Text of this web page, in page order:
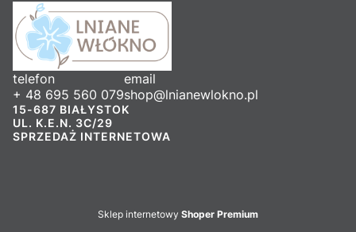
telefon
+ 48 695 560 079
email
shop@lnianewlokno.pl
15-687 BIAŁYSTOK
UL. K.E.N. 3C/29
SPRZEDAŻ INTERNETOWA
Sklep internetowy Shoper Premium